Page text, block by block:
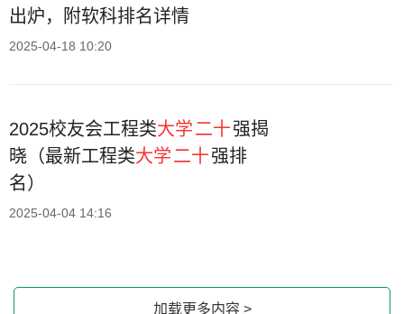
出炉，附软科排名详情
2025-04-18 10:20
2025校友会工程类大学二十强揭
晓（最新工程类大学二十强排
名）
2025-04-04 14:16
加载更多内容 >